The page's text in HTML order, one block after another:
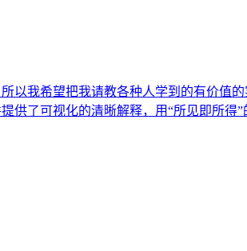
以我希望把我请教各种人学到的有价值
了可视化的清晰解释，用“所见即所得